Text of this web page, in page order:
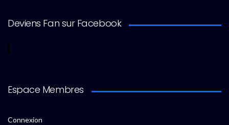
Deviens Fan sur Facebook
Espace Membres
Connexion